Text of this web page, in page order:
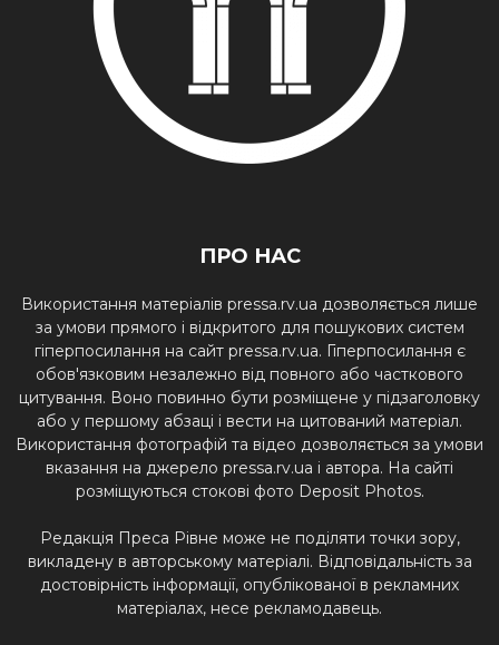
ПРО НАС
Використання матеріалів pressa.rv.ua дозволяється лише
за умови прямого і відкритого для пошукових систем
гіперпосилання на сайт pressa.rv.ua. Гіперпосилання є
обов'язковим незалежно від повного або часткового
цитування. Воно повинно бути розміщене у підзаголовку
або у першому абзаці і вести на цитований матеріал.
Використання фотографій та відео дозволяється за умови
вказання на джерело pressa.rv.ua і автора. На сайті
розміщуються стокові фото Deposit Photos.
Редакція Преса Рівне може не поділяти точки зору,
викладену в авторському матеріалі. Відповідальність за
достовірність інформації, опублікованої в рекламних
матеріалах, несе рекламодавець.